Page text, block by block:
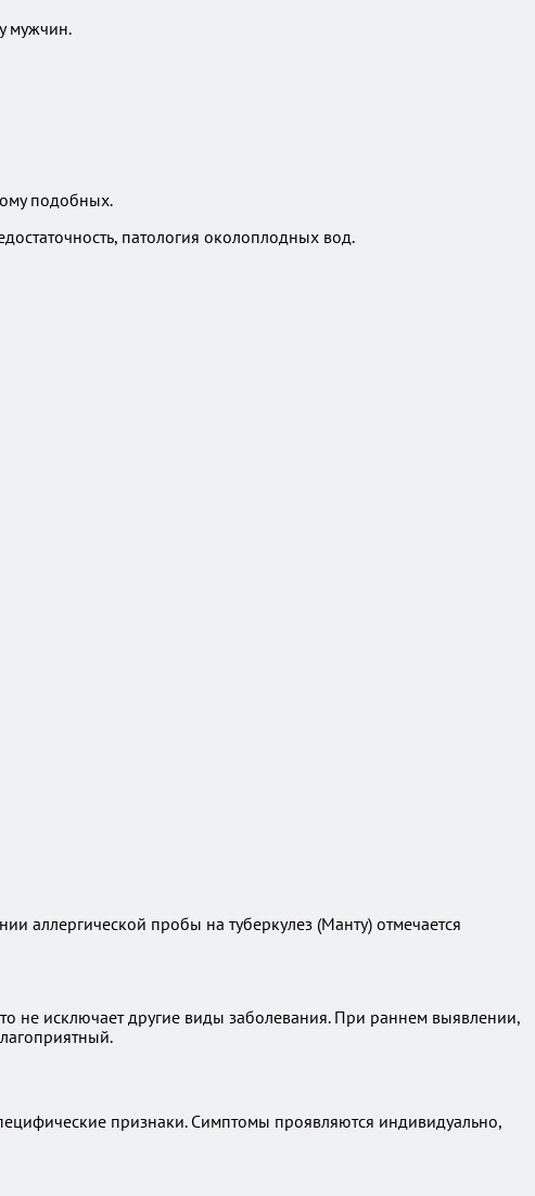
мужчин.
подобных.
патология околоплодных вод.
аллергической пробы на туберкулез (Манту) отмечается
не исключает другие виды заболевания. При раннем выявлении,
признаки. Симптомы проявляются индивидуально,